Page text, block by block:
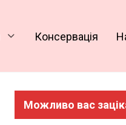
Консервація
Можливо вас